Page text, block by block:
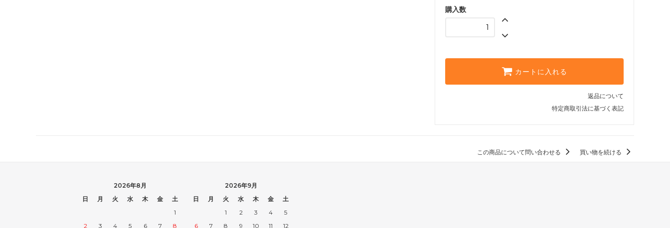
購入数
カートに入れる
返品について
特定商取引法に基づく表記
この商品について問い合わせる 買い物を続ける
2026年8月
日
月 火 水 木 金
土
1
2
3 4 5 6 7
8
2026年9月
日
月 火 水 木 金
土
1
2 3 4
5
6
7 8 9 10 11
12